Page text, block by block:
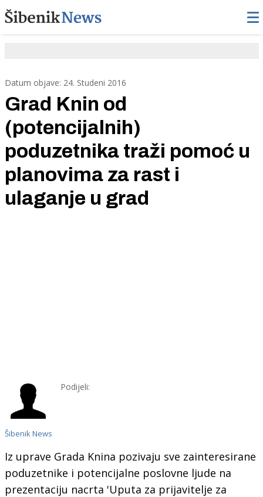
Datum objave: 24. Studeni 2016
Grad Knin od
(potencijalnih)
poduzetnika traži pomoć u
planovima za rast i
ulaganje u grad
Šibenik News
Podijeli:
Iz uprave Grada Knina pozivaju sve zainteresirane
poduzetnike i potencijalne poslovne ljude na
prezentaciju nacrta 'Uputa za prijavitelje za